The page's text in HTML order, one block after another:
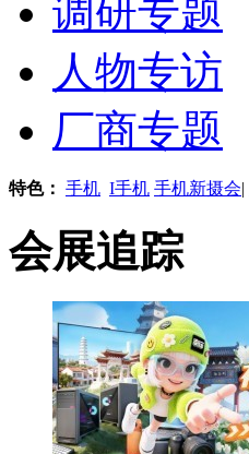
调研专题
人物专访
厂商专题
特色： 手机 I手机 手机新摄会|
会展追踪